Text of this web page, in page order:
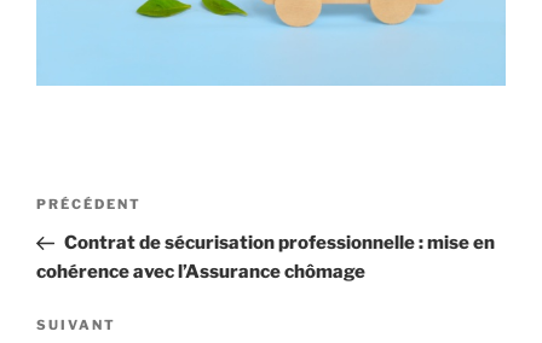
Navigation
l’article
Article
précédent
PRÉCÉDENT
Contrat de sécurisation professionnelle : mise en
cohérence avec l’Assurance chômage
Article
SUIVANT